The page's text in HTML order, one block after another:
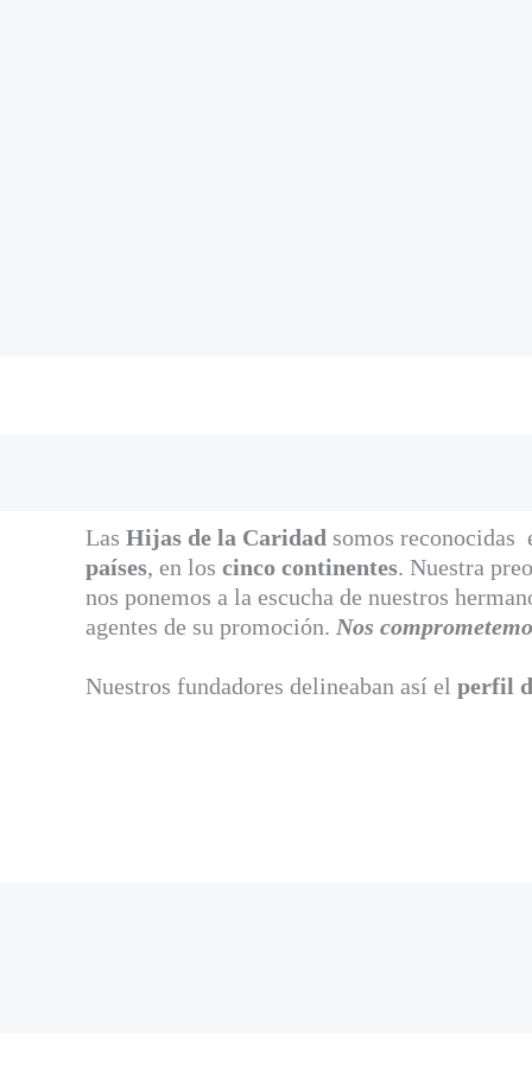
Las Hijas de la Caridad somos reconocidas
países, en los cinco continentes. Nuestra
nos ponemos a la escucha de nuestros
agentes de su promoción. Nos
Nuestros fundadores delineaban así el perfil